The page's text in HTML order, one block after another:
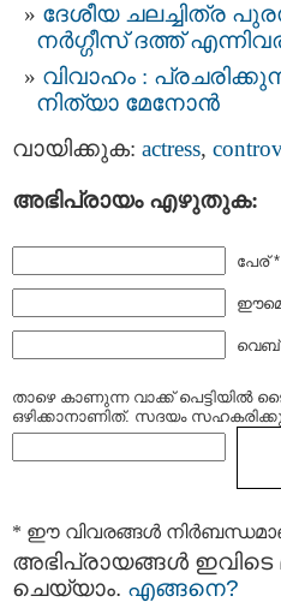
ദേശീയ ചലച്ചിത്ര
നർഗ്ഗീസ് ദത്ത്
വിവാഹം :
നിത്യാ മേനോന്‍
വായിക്കുക: actress,
അഭിപ്രായം എഴുതുക:
പേര് *
താഴെ കാണുന്ന വാക്ക് പെട്ടിയില്‍
ഒഴിക്കാനാണിത്. സദയം
* ഈ വിവരങ്ങള്‍
അഭിപ്രായങ്ങള്‍ ഇവിടെ
ചെയ്യാം. എങ്ങനെ?